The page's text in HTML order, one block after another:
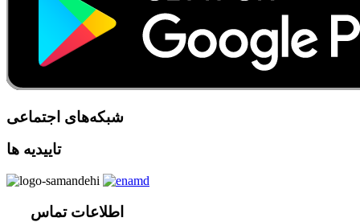
شبکه‌های اجتماعی
تاییدیه ها
اطلاعات تماس